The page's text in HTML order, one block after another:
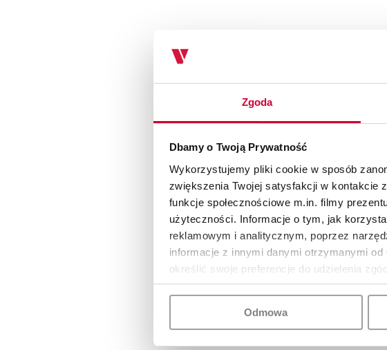
Zgoda
Dbamy o Twoją Prywatność
Wykorzystujemy pliki cookie w sposób
zwiększenia Twojej satysfakcji w kontakcie
funkcje społecznościowe m.in. filmy
użyteczności. Informacje o tym, jak
reklamowym i analitycznym, poprzez
informacje z innymi danymi otrzymanymi
określić swoje preferencje do udzielenia
Odmowa